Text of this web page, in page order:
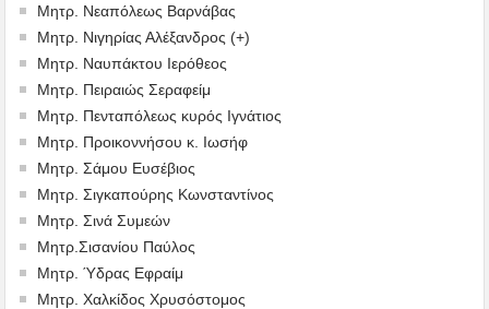
Μητρ. Νεαπόλεως Βαρνάβας
Μητρ. Νιγηρίας Αλέξανδρος (+)
Μητρ. Ναυπάκτου Ιερόθεος
Μητρ. Πειραιώς Σεραφείμ
Μητρ. Πενταπόλεως κυρός Ιγνάτιος
Μητρ. Προικοννήσου κ. Ιωσήφ
Μητρ. Σάμου Ευσέβιος
Μητρ. Σιγκαπούρης Κωνσταντίνος
Μητρ. Σινά Συμεών
Μητρ.Σισανίου Παύλος
Μητρ. Ύδρας Εφραίμ
Μητρ. Χαλκίδος Χρυσόστομος